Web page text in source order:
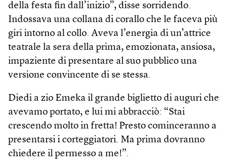
della festa fin dall’inizio”, disse sorridendo.
Indossava una collana di corallo che le faceva più
giri intorno al collo. Aveva l’energia di un’attrice
teatrale la sera della prima, emozionata, ansiosa,
impaziente di presentare al suo pubblico una
versione convincente di se stessa.
Diedi a zio Emeka il grande biglietto di auguri che
avevamo portato, e lui mi abbracciò: “Stai
crescendo molto in fretta! Presto cominceranno a
presentarsi i corteggiatori. Ma prima dovranno
chiedere il permesso a me!”.